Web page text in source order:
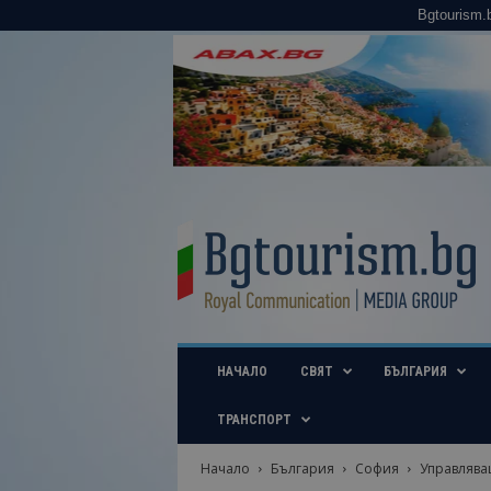
u
i
b
НАЧАЛО СВЯТ БЪЛГАРИЯ
ТРАНСПОРТ
Начало България София